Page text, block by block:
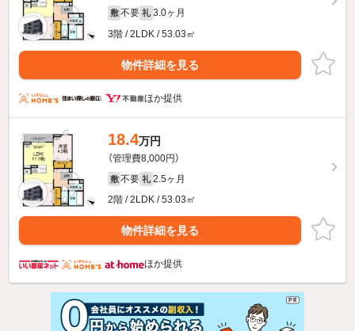
敷 不要 礼 3.0ヶ月
3階 / 2LDK / 53.03㎡
物件詳細を見る
ほか提供
18.4万円
（管理費8,000円）
敷 不要 礼 2.5ヶ月
2階 / 2LDK / 53.03㎡
物件詳細を見る
ほか提供